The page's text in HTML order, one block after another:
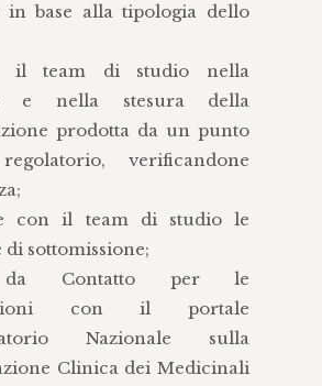
in base alla tipologia dello
il team di studio nella
e nella stesura della
prodotta da un punto
verificandone
con il team di studio le
sottomissione;
da Contatto per le
con il portale
Nazionale sulla
Clinica dei Medicinali